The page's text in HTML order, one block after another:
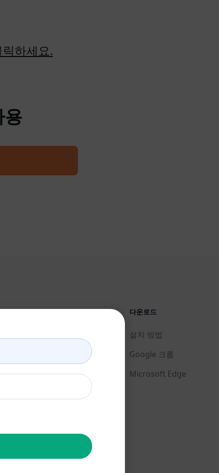
하세요.
법률
이용 약관 (en)
브라우저 확장 약관 (en)
다운로드
설치 방법
Google 크롬
Microsoft Edge